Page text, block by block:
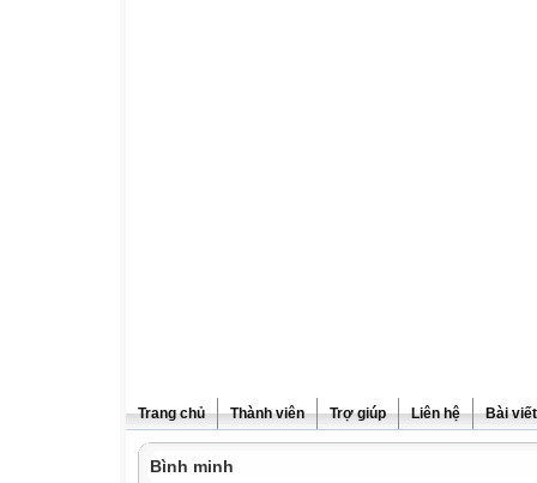
Trang chủ Thành viên Trợ giúp Liên hệ Bài viết
Bình minh